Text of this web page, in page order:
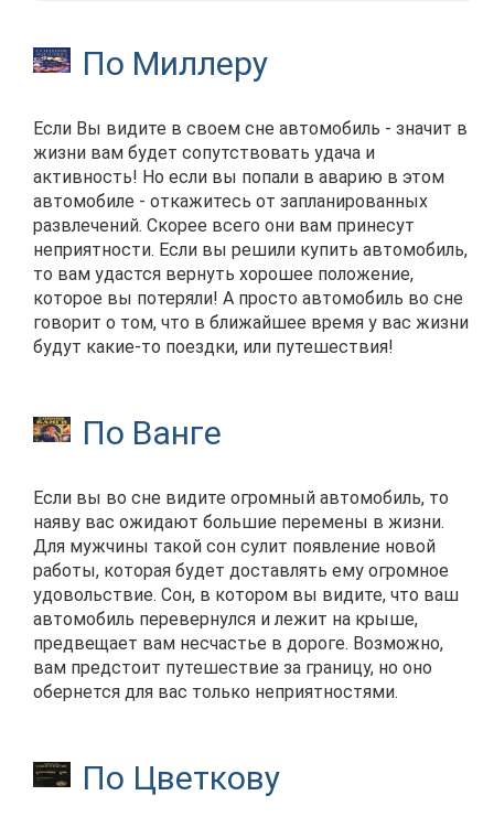
По Миллеру
Если Вы видите в своем сне автомобиль - значит в
жизни вам будет сопутствовать удача и
активность! Но если вы попали в аварию в этом
автомобиле - откажитесь от запланированных
развлечений. Скорее всего они вам принесут
неприятности. Если вы решили купить автомобиль,
то вам удастся вернуть хорошее положение,
которое вы потеряли! А просто автомобиль во сне
говорит о том, что в ближайшее время у вас жизни
будут какие-то поездки, или путешествия!
По Ванге
Если вы во сне видите огромный автомобиль, то
наяву вас ожидают большие перемены в жизни.
Для мужчины такой сон сулит появление новой
работы, которая будет доставлять ему огромное
удовольствие. Сон, в котором вы видите, что ваш
автомобиль перевернулся и лежит на крыше,
предвещает вам несчастье в дороге. Возможно,
вам предстоит путешествие за границу, но оно
обернется для вас только неприятностями.
По Цветкову